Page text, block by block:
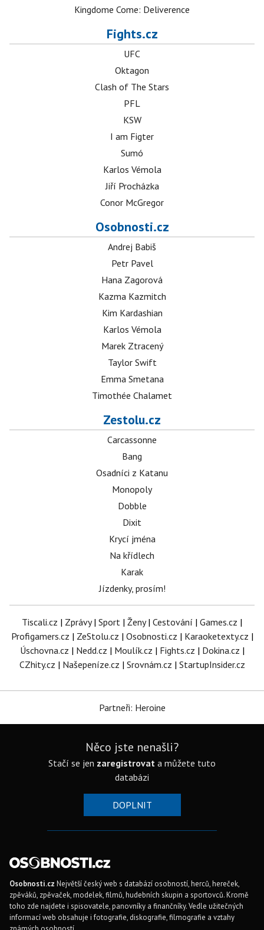
Kingdome Come: Deliverence
Fights.cz
UFC
Oktagon
Clash of The Stars
PFL
KSW
I am Figter
Sumó
Karlos Vémola
Jiří Procházka
Conor McGregor
Osobnosti.cz
Andrej Babiš
Petr Pavel
Hana Zagorová
Kazma Kazmitch
Kim Kardashian
Karlos Vémola
Marek Ztracený
Taylor Swift
Emma Smetana
Timothée Chalamet
Zestolu.cz
Carcassonne
Bang
Osadníci z Katanu
Monopoly
Dobble
Dixit
Krycí jména
Na křídlech
Karak
Jízdenky, prosím!
Tiscali.cz | Zprávy| Sport | Ženy| Cestování | Games.cz |
Profigamers.cz | ZeStolu.cz | Osobnosti.cz | Karaoketexty.cz |
Úschovna.cz | Nedd.cz | Moulík.cz | Fights.cz | Dokina.cz |
CZhity.cz | Našepeníze.cz | Srovnám.cz | StartupInsider.cz
Partneři: Heroine
Něco jste nenašli?
Stačí se jen zaregistrovat a můžete tuto
databázi
DOPLNIT
Osobnosti.cz Největší český web s databází osobností, herců, hereček,
zpěváků, zpěvaček, modelek, filmů, hudebních skupin a sportovců. Kromě
toho zde najdete i spisovatele, panovníky a finančníky. Vedle užitečných
informací web obsahuje i fotografie, diskografie, filmografie a vztahy